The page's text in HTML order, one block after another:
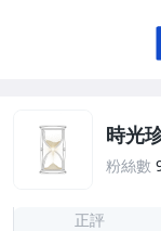
時光
粉絲數
正評